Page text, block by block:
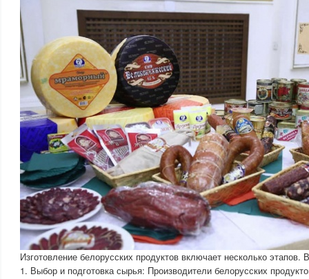
Изготовление белорусских продуктов включает несколько
1. Выбор и подготовка сырья: Производители белорусских